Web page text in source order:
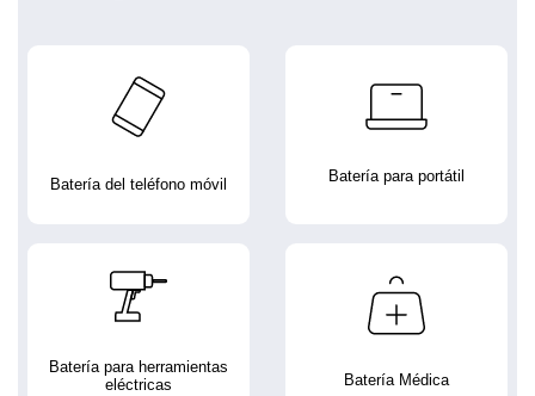
Batería del teléfono móvil Batería para portátil
Batería para herramientas
eléctricas
Batería Médica